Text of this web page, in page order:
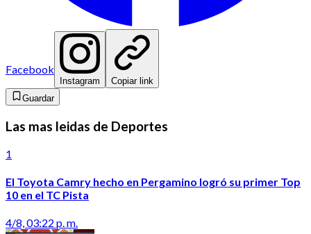
Facebook
Instagram
Copiar link
Guardar
Las mas leidas de Deportes
1
El Toyota Camry hecho en Pergamino logró su primer Top
10 en el TC Pista
4/8, 03:22 p. m.